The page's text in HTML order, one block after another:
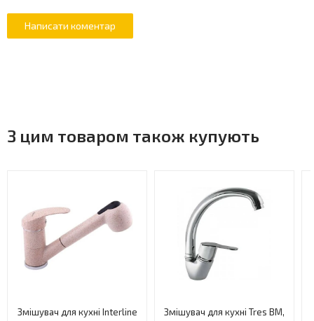
З цим товаром також купують
Змішувач для кухні Interline
Змішувач для кухні Tres BM,